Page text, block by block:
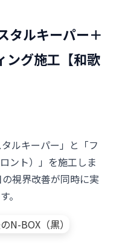
タルキーパー＋
ング施工【和歌
ルキーパー」と「フ
ント）」を施工しま
視界改善が同時に実
。